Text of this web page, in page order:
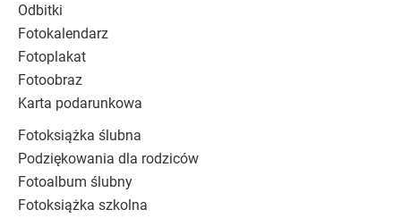
Odbitki
Fotokalendarz
Fotoplakat
Fotoobraz
Karta podarunkowa
Fotoksiążka ślubna
Podziękowania dla rodziców
Fotoalbum ślubny
Fotoksiążka szkolna